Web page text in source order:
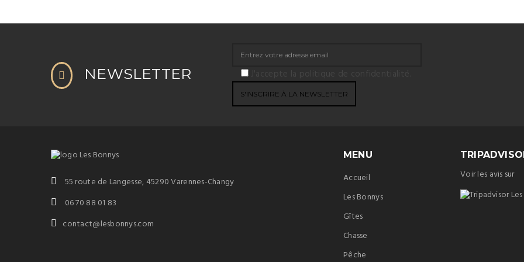
NEWSLETTER J'accepte la politique de confidentialité.
55 route de Langesse, 45290 Varennes-Changy
06 70 88 01 83
contact@lesbonnys.com
MENU
Accueil
Les Bonnys
Gîtes
Chasse
Pêche
Voir les avis sur